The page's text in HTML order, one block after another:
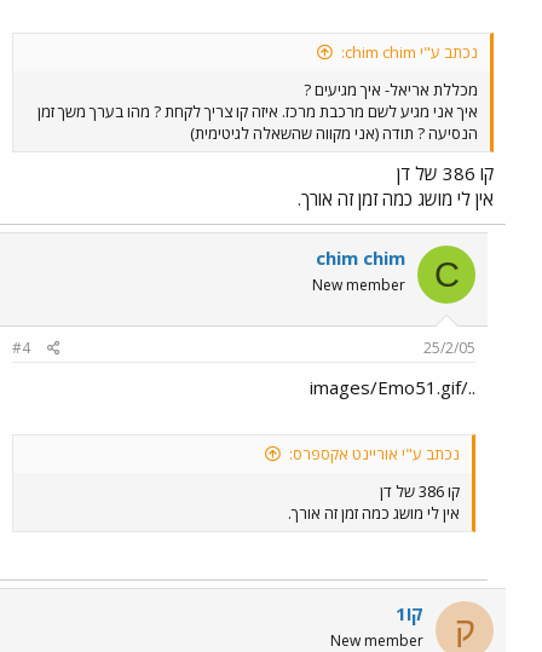
נכתב ע"י chim chim:
מכללת אריאל- איך מגיעים ?
איך אני מגיע לשם מרכבת מרכז. איזה קו צריך לקחת ? מהו בערך משך זמן
הנסיעה ? תודה (אני מקווה שהשאלה לגיטימית)
קו 386 של דן
אין לי מושג כמה זמן זה אורך.
C
chim chim
New member
25/2/05
#4
../images/Emo51.gif
נכתב ע"י אוריינט אקספרס:
קו 386 של דן
אין לי מושג כמה זמן זה אורך.
ק קו1
New member